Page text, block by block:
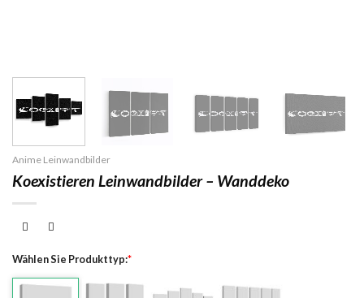
Anime Leinwandbilder
Koexistieren Leinwandbilder – Wanddeko
Wählen Sie Produkttyp:*